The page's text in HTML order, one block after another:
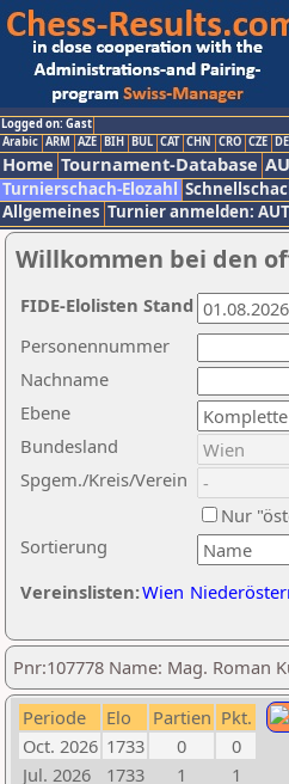
Logged on: Gast
Arabic ARM AZE BIH BUL CAT CHN CRO CZE
Home Tournament-Database
Turnierschach-Elozahl
Allgemeines Turnier anmelden: AUT
Willkommen bei den
Nachname
Ebene
Sortierung
Personennummer
Bundesland
Spgem./Kreis/Verein
Nur
Vereinslisten:Wien
FIDE-Elolisten Stand
Pnr:107778 Name: Mag. Roman
Periode Elo Partien Pkt.
Oct. 2026 1733 0
0
Jul. 2026
1733 1
1